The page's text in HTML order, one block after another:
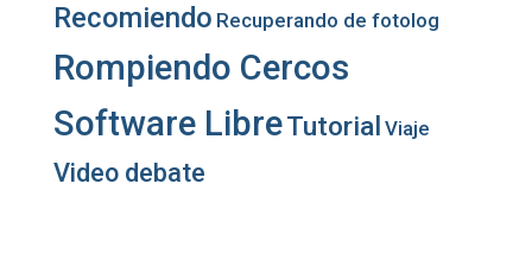
Recomiendo Recuperando de fotolog
Rompiendo Cercos
Software LibreTutorial Viaje
Video debate